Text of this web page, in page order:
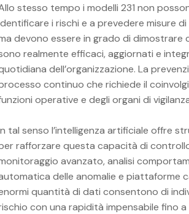
stesso tempo i modelli 231 non
i rischi e a prevedere misure
devono essere in grado di dimostrare
realmente efficaci, aggiornati e
dell’organizzazione. La
continuo che richiede il
operative e degli organi di
tal senso l’intelligenza artificiale offre
rafforzare questa capacità di
avanzato, analisi
delle anomalie e piattaforme
quantità di dati consentono di
con una rapidità impensabile fino a